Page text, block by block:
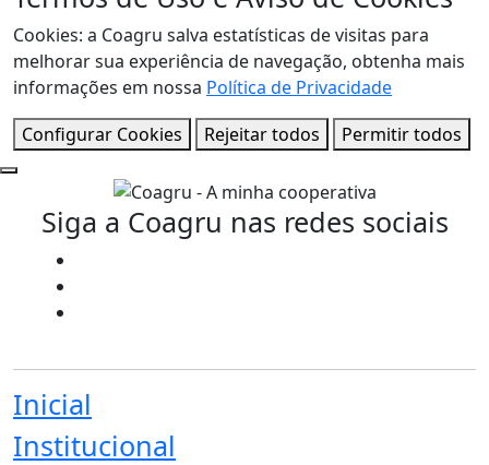
Cookies: a Coagru salva estatísticas de visitas para
melhorar sua experiência de navegação, obtenha mais
informações em nossa Política de Privacidade
Configurar Cookies
Rejeitar todos Permitir todos
Siga a Coagru nas redes sociais
Inicial
Institucional